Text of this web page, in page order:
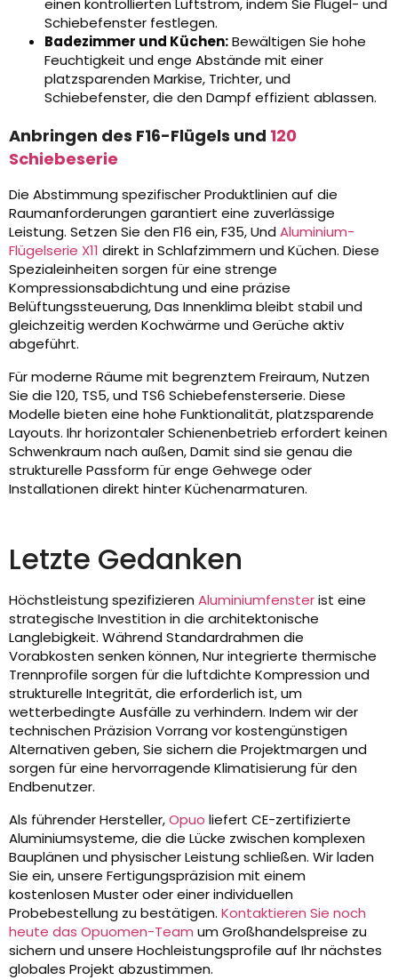
einen kontrollierten Luftstrom, indem Sie Flügel- und
Schiebefenster festlegen.
Badezimmer und Küchen:Bewältigen Sie hohe
Feuchtigkeit und enge Abstände mit einer
platzsparenden Markise, Trichter, und
Schiebefenster, die den Dampf effizient ablassen.
Anbringen des F16-Flügels und 120
Schiebeserie
Die Abstimmung spezifischer Produktlinien auf die
Raumanforderungen garantiert eine zuverlässige
Leistung. Setzen Sie den F16 ein, F35, Und Aluminium-
Flügelserie X11 direkt in Schlafzimmern und Küchen. Diese
Spezialeinheiten sorgen für eine strenge
Kompressionsabdichtung und eine präzise
Belüftungssteuerung, Das Innenklima bleibt stabil und
gleichzeitig werden Kochwärme und Gerüche aktiv
abgeführt.
Für moderne Räume mit begrenztem Freiraum, Nutzen
Sie die 120, TS5, und TS6 Schiebefensterserie. Diese
Modelle bieten eine hohe Funktionalität, platzsparende
Layouts. Ihr horizontaler Schienenbetrieb erfordert keinen
Schwenkraum nach außen, Damit sind sie genau die
strukturelle Passform für enge Gehwege oder
Installationen direkt hinter Küchenarmaturen.
Letzte Gedanken
Höchstleistung spezifizieren Aluminiumfensterist eine
strategische Investition in die architektonische
Langlebigkeit. Während Standardrahmen die
Vorabkosten senken können, Nur integrierte thermische
Trennprofile sorgen für die luftdichte Kompression und
strukturelle Integrität, die erforderlich ist, um
wetterbedingte Ausfälle zu verhindern. Indem wir der
technischen Präzision Vorrang vor kostengünstigen
Alternativen geben, Sie sichern die Projektmargen und
sorgen für eine hervorragende Klimatisierung für den
Endbenutzer.
Als führender Hersteller,Opuo liefert CE-zertifizierte
Aluminiumsysteme, die die Lücke zwischen komplexen
Bauplänen und physischer Leistung schließen. Wir laden
Sie ein, unsere Fertigungspräzision mit einem
kostenlosen Muster oder einer individuellen
Probebestellung zu bestätigen. Kontaktieren Sie noch
heute das Opuomen-Team um Großhandelspreise zu
sichern und unsere Hochleistungsprofile auf Ihr nächstes
globales Projekt abzustimmen.